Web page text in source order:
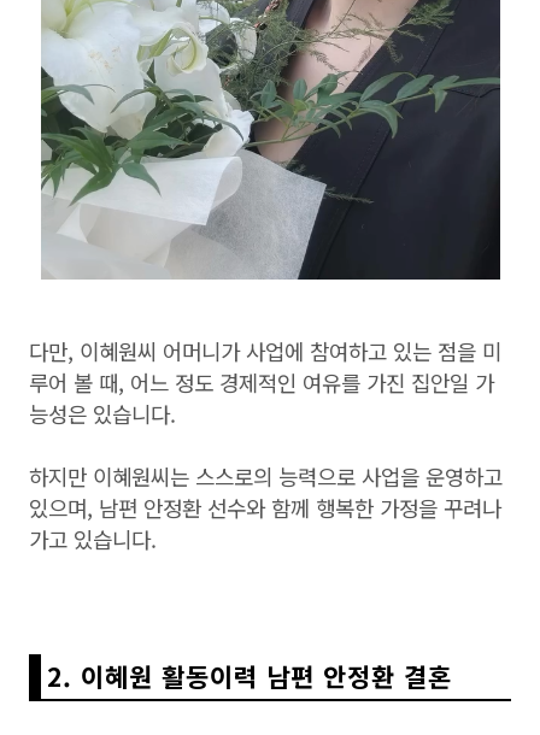
다만, 이혜원씨 어머니가 사업에 참여하고 있는 점을 미
루어 볼 때, 어느 정도 경제적인 여유를 가진 집안일 가
능성은 있습니다.
하지만 이혜원씨는 스스로의 능력으로 사업을 운영하고
있으며, 남편 안정환 선수와 함께 행복한 가정을 꾸려나
가고 있습니다.
2. 이혜원 활동이력 남편 안정환 결혼